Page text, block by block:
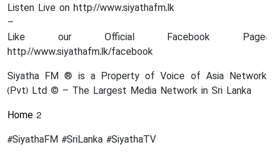
Listen Live on http://www.siyathafm.lk
–
Like our Official Facebook Page:
http://www.siyathafm.lk/facebook
Siyatha FM ® is a Property of Voice of Asia Network
(Pvt) Ltd © – The Largest Media Network in Sri Lanka
Home 2
#SiyathaFM #SriLanka #SiyathaTV